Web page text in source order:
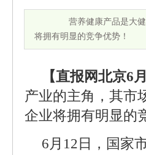
营养健康产品是大健
将拥有明显的竞争优势！
【直报网北京6
产业的主角，其市
企业将拥有明显的
6月12日，国家